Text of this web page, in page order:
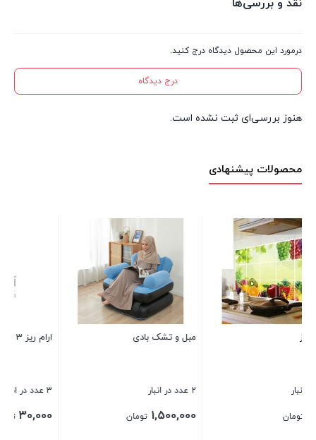
نقد و بررسی‌ها
درمورد این محصول دیدگاه درج کنید.
درج دیدگاه
هنوز بررسی‌ای ثبت نشده است.
محصولات پیشنهادی
تومان
30 عدد در انبار
120,000